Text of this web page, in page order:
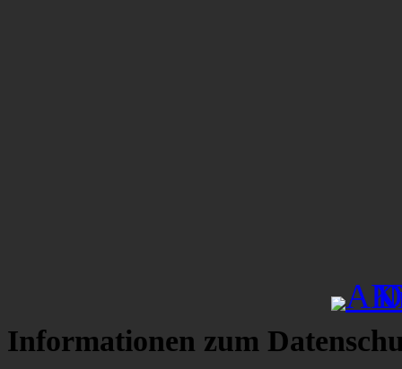
Informationen zum